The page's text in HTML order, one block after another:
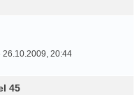
26.10.2009, 20:44
45